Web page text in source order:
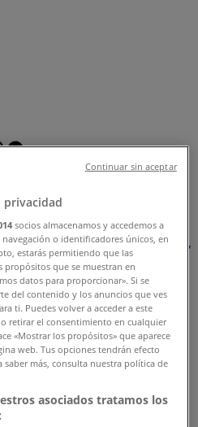
Ferretería y
y ElectrónicaCódigos De
Farmacias y SaludAutos,
Juguetes y
Viajes y OcioBancos y
»
privacidad
socios almacenamos y accedemos a
o identificadores únicos, en
estarás permitiendo que las
propósitos que se muestran en
datos para proporcionar». Si se
del contenido y los anuncios que ves
ti. Puedes volver a acceder a este
retirar el consentimiento en cualquier
«Mostrar los propósitos» que aparece
web. Tus opciones tendrán efecto
más, consulta nuestra política de
asociados tratamos los
Continuar sin aceptar